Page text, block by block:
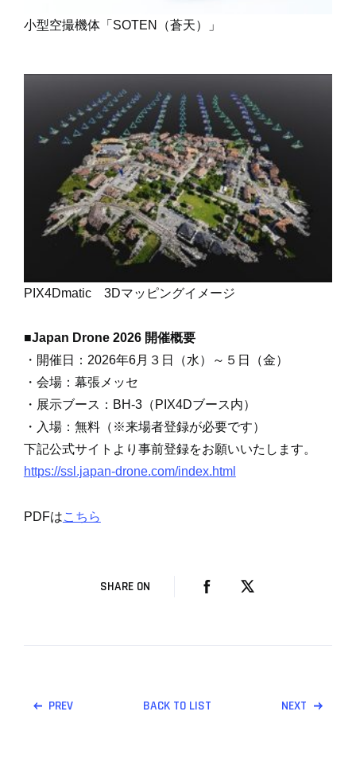
小型空撮機体「SOTEN（蒼天）」
PIX4Dmatic 3Dマッピングイメージ
■Japan Drone 2026 開催概要
・開催日：2026年6月３日（水）～５日（金）
・会場：幕張メッセ
・展示ブース：BH-3（PIX4Dブース内）
・入場：無料（※来場者登録が必要です）
下記公式サイトより事前登録をお願いいたします。
https://ssl.japan-drone.com/index.html
PDFはこちら
SHARE ON
PREV BACK TO LIST NEXT